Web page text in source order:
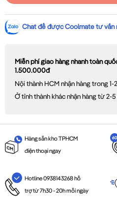
Chat để được Coolmate tư vấn
Miễn phí giao hàng nhanh toàn
1.500.000đ
Nội thành HCM nhận hàng trong 1-
Ở tỉnh thành khác nhận hàng từ 2-
Hàng sẵn kho TPHCM
điện thoại ngay
Hotline 0938143268 hỗ
trợ từ 7h30 - 20h mỗi ngày